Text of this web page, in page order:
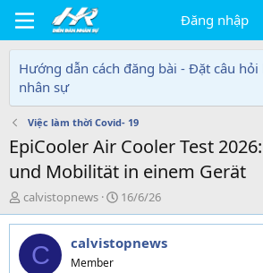
Đăng nhập
Hướng dẫn cách đăng bài - Đặt câu hỏi
nhân sự
Việc làm thời Covid- 19
EpiCooler Air Cooler Test
und Mobilität in einem Gerät
T
h
r
e
calvistopnews
N
g
à
y
16/6/26
C calvistopnews
Member